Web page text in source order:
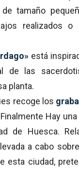
tamaño
realizados o
está
de las
planta.
recoge los
Hay
de Huesca.
a cabo
esta ciudad,